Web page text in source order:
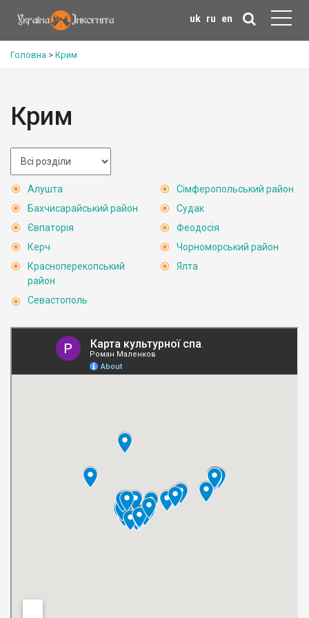
uk ru en
Головна > Крим
Крим
Алушта
Бахчисарайський район
Євпаторія
Керч
Красноперекопський
район
Севастополь
Сімферопольський район
Судак
Феодосія
Чорноморський район
Ялта